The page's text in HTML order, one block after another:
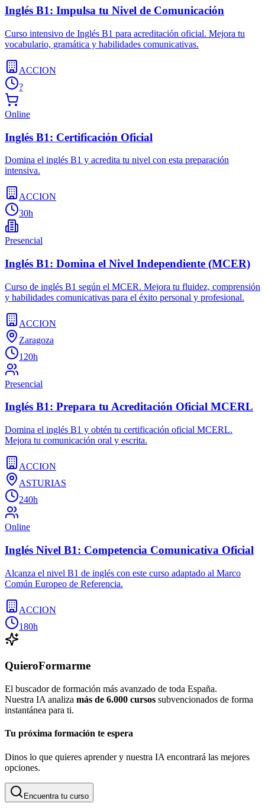
Inglés B1: Impulsa tu Nivel de Comunicación
Curso intensivo de Inglés B1 para acreditación oficial. Mejora tu
vocabulario, gramática y habilidades comunicativas.
ACCION
?
Online
Inglés B1: Certificación Oficial
Domina el inglés B1 y acredita tu nivel con esta preparación
intensiva.
ACCION
30h
Presencial
Inglés B1: Domina el Nivel Independiente (MCER)
Curso de inglés B1 según el MCER. Mejora tu fluidez, comprensión
y habilidades comunicativas para el éxito personal y profesional.
ACCION
Zaragoza
120h
Presencial
Inglés B1: Prepara tu Acreditación Oficial MCERL
Domina el inglés B1 y obtén tu certificación oficial MCERL.
Mejora tu comunicación oral y escrita.
ACCION
ASTURIAS
240h
Online
Inglés Nivel B1: Competencia Comunicativa Oficial
Alcanza el nivel B1 de inglés con este curso adaptado al Marco
Común Europeo de Referencia.
ACCION
180h
QuieroFormarme
El buscador de formación más avanzado de toda España.
Nuestra IA analiza más de 6.000 cursos subvencionados de forma
instantánea para ti.
Tu próxima formación te espera
Dinos lo que quieres aprender y nuestra IA encontrará las mejores
opciones.
Encuentra tu curso